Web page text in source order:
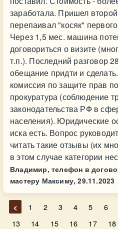
заработала. Пришел
перепаивал "косяк"
Через 1,5 мес. машина
договориться о визите
т.п.). Последний разговор
обещание придти и
комиссия по защите прав
прокуратура (соблюдение
законодательства РФ в
населения). Юридические
иска есть. Вопрос
читать такие отзывы (их
в этом случае категории
Владимир, телефон в
мастеру Максиму, 29.11.2023
< 1 2 3 4 5 6
13
14 15 16 17 18